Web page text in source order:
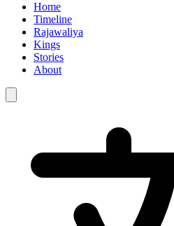
Home
Timeline
Rajawaliya
Kings
Stories
About